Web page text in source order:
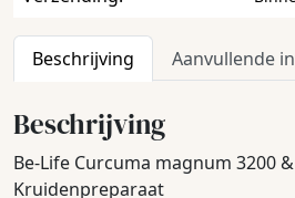
Beschrijving Aanvullende
Beschrijving
Be-Life Curcuma magnum 3200
Kruidenpreparaat